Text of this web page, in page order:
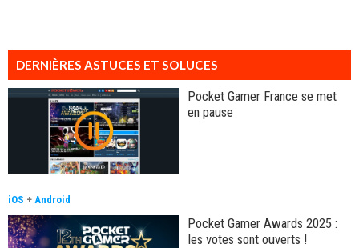
DERNIÈRES ASTUCES ET SOLUCES
Pocket Gamer France se met
en pause
iOS + Android
Pocket Gamer Awards 2025 :
les votes sont ouverts !